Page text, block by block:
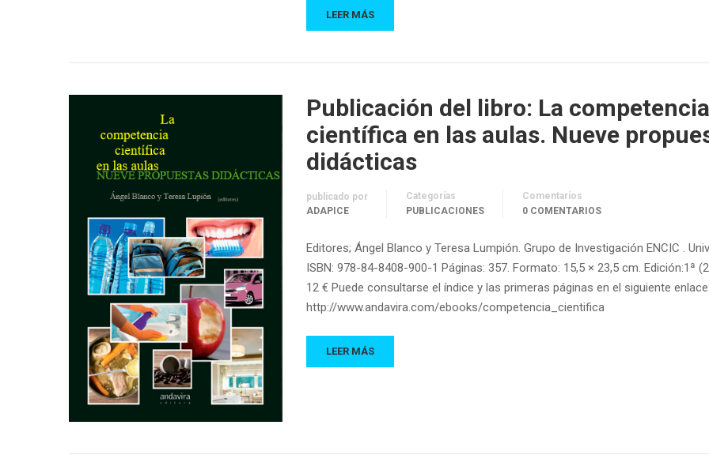
LEER MÁS
Publicación del libro: La competencia
científica en las aulas. Nueve
didácticas
publicado por
ADAPICE
Categorías
PUBLICACIONES
Comentarios
0 COMENTARIOS
Editores; Ángel Blanco y Teresa Lumpión. Grupo de Investigación ENCIC .
ISBN: 978-84-8408-900-1 Páginas: 357. Formato: 15,5 × 23,5 cm. Edición:1ª
12 € Puede consultarse el índice y las primeras páginas en el siguiente enlace:
http://www.andavira.com/ebooks/competencia_cientifica
LEER MÁS